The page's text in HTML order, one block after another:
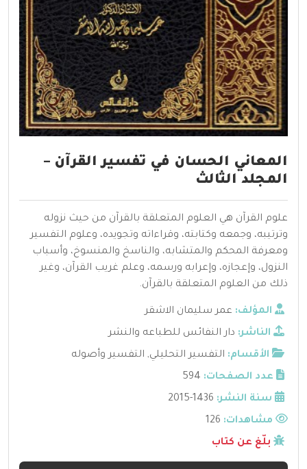
المعاني الحسان في تفسير القرآن –
المجلد الثالث
علوم القرآن هي العلوم المتعلقة بالقرآن من حيث نزوله
وترتيبه، وجمعه وكتابته، وقراءاته وتجويده، وعلوم التفسير
ومعرفة المحكم والمتشابه، والناسخ والمنسوخ، وأسباب
النزول، وإعجازه، وإعرابه ورسمه، وعلم غريب القرآن، وغير
ذلك من العلوم المتعلقة بالقرآن.
المؤلف: عمر سليمان الاشقر
الناشر: دار النفائس للطباعه والنشر
الأقسام: التفسير التحليلي, التفسير وأصوله
عدد الصفحات: 594
سنة النشر: 1436-2015
مشاهدات:
بلّغ عن كتاب